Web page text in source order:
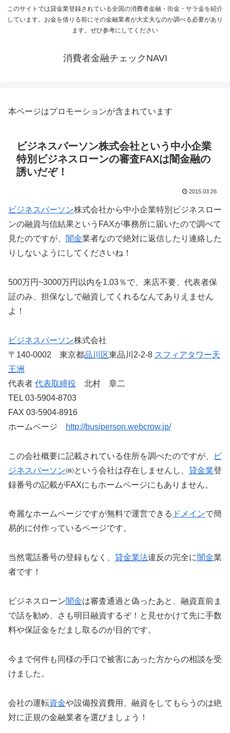
このサイトでは貸金業登録されている全国の消費者金融・街金・サラ金を紹介
しています。お金を借りる前にその金融業者が大丈夫なのか調べる必要があり
ます。ぜひ参考にしてください
消費者金融チェックNAVI
本ページはプロモーションが含まれています
ビジネスパーソン株式会社という中小企業
特別ビジネスローンの審査FAXは闇金融の
誘いだぞ！
2015.03.26
ビジネスパーソン株式会社から中小企業特別ビジネスロー
ンの融資与信結果というFAXが事務所に届いたので調べて
見たのですが、 闇金業者なので絶対に返信したり連絡した
りしないようにしてくださいね！
500万円~3000万円以内を1.03％で、来店不要、代表者保
証のみ、担保なしで融資してくれるなんてありえません
よ！
ビジネスパーソン株式会社
〒140-0002 東京都品川区東品川2-2-8 スフィアタワー天
王洲
代表者 代表取締役 北村 章二
TEL 03-5904-8703
FAX 03-5904-8916
ホームページ
http://busiperson.webcrow.jp/
この会社概要に記載されている住所を調べたのですが、
ビ
ジネスパーソン㈱という会社は存在しませんし、 貸金業登
録番号の記載がFAXにもホームページにもありません。
奇麗なホームページですが無料で運営できる ドメインで簡
易的に付作っているページです。
当然電話番号の登録もなく、 貸金業法違反の完全に闇金業
者です！
ビジネスローン闇金は審査通過と偽ったあと、融資直前ま
で話を勧め、さも明日融資するぞ！と見せかけて先に手数
料や保証金をだまし取るのが目的です。
今まで何件も同様の手口で被害にあった方からの相談を受
けました。
会社の運転資金や設備投資費用、融資をしてもらうのは絶
対に正規の金融業者を選びましょう！